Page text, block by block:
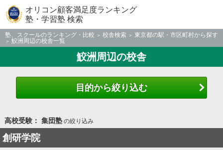
オリコン顧客満足度ランキング
塾・学習塾 検索
塾、スクールのランキング・比較 校舎検索
東京都の駅・市区町村から探す
鮫洲周辺の校舎一覧
鮫洲周辺の校舎
目的から絞り込む
高校受験： 集団塾の絞り込み
創研学院